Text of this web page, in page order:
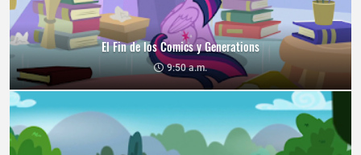
El Fin de los Comics y Generations
9:50 a.m.